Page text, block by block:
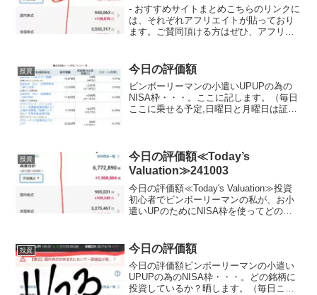
- おすすめサイトまとめこちらのリンクに
は、それぞれアフリエイトが貼っており
ます。ご賛同頂ける方はぜひ、アフリエ
のためにNISA枠を使ってどの銘柄に投資
しているか...
投資 今日の評価額
ビンボーリーマンの小遣いUPUPの為の
NISA枠・・・。ここに記します。（毎日
ここに乗せる予定,日曜日と月曜日は証券
てます。最近は、S...
投資
今日の評価額≪Today’s
Valuation≫241003
今日の評価額≪Today's Valuation≫投資
初心者でビンボーリーマンの私が、お小
遣いUPのためにNISA枠を使ってどの銘
えていれば、少なからず長期投資を始め
る...
投資 今日の評価額
今日の評価額ビンボーリーマンの小遣い
UPUPの為のNISA枠・・・。どの銘柄に
投資しているか？晒します。（毎日ここ